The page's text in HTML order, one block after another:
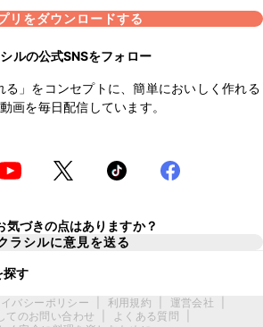
リをダウンロードする
ルの公式SNSをフォロー
る」をコンセプトに、簡単においしく作れる
画を毎日配信しています。
気づきの点はありますか？
ラシルに意見を送る
探す
バシーポリシー 利用規約 運営会社
てのお問い合わせ
よくある質問